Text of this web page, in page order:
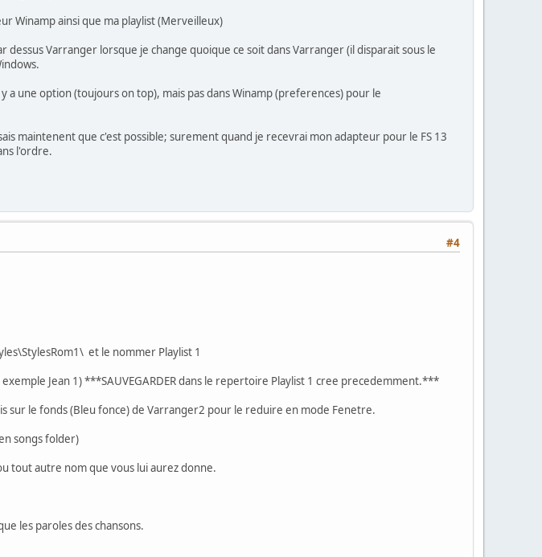
Winamp ainsi que ma playlist (Merveilleux)
dessus Varranger lorsque je change quoique ce soit dans Varranger (il disparait sous le
a une option (toujours on top), mais pas dans Winamp (preferences) pour le
maintenent que c'est possible; surement quand je recevrai mon adapteur pour le FS 13
l'ordre.
#4
et le nommer Playlist 1
Jean 1) ***SAUVEGARDER dans le repertoire Playlist 1 cree precedemment.***
sur le fonds (Bleu fonce) de Varranger2 pour le reduire en mode Fenetre.
songs folder)
tout autre nom que vous lui aurez donne.
les paroles des chansons.